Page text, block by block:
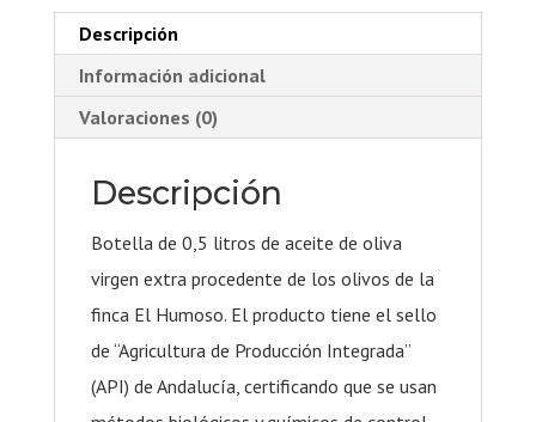
Descripción
Información adicional
Valoraciones (0)
Descripción
Botella de 0,5 litros de aceite de oliva
virgen extra procedente de los olivos de la
finca El Humoso. El producto tiene el sello
de “Agricultura de Producción Integrada”
(API) de Andalucía, certificando que se usan